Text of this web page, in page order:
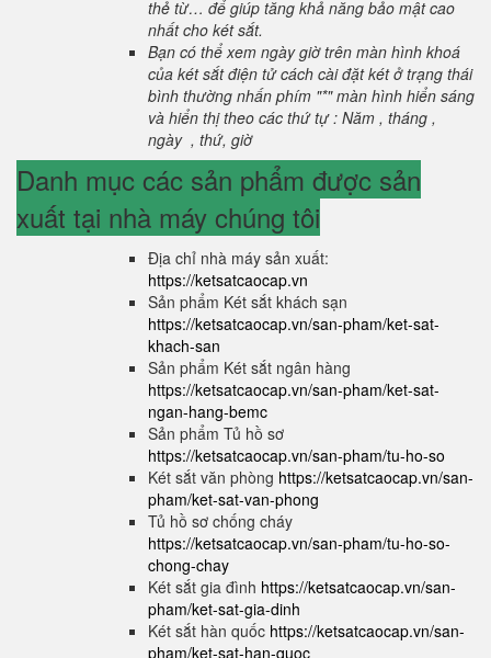
thẻ từ… để giúp tăng khả năng bảo mật cao
nhất cho két sắt.
Bạn có thể xem ngày giờ trên màn hình khoá
của két sắt điện tử cách cài đặt két ở trạng thái
bình thường nhấn phím "*" màn hình hiển sáng
và hiển thị theo các thứ tự : Năm , tháng ,
ngày , thứ, giờ
Danh mục các sản phẩm được sản
xuất tại nhà máy chúng tôi
Địa chỉ nhà máy sản xuất:
https://ketsatcaocap.vn
Sản phẩm Két sắt khách sạn
https://ketsatcaocap.vn/san-pham/ket-sat-
khach-san
Sản phẩm Két sắt ngân hàng
https://ketsatcaocap.vn/san-pham/ket-sat-
ngan-hang-bemc
Sản phẩm Tủ hồ sơ
https://ketsatcaocap.vn/san-pham/tu-ho-so
Két sắt văn phòng https://ketsatcaocap.vn/san-
pham/ket-sat-van-phong
Tủ hồ sơ chống cháy
https://ketsatcaocap.vn/san-pham/tu-ho-so-
chong-chay
Két sắt gia đình https://ketsatcaocap.vn/san-
pham/ket-sat-gia-dinh
Két sắt hàn quốc https://ketsatcaocap.vn/san-
pham/ket-sat-han-quoc